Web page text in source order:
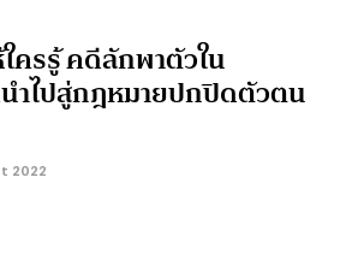
ครรู้ คดีลักพาตัวใน
ำไปสู่กฎหมายปกปิดตัวตน
2022